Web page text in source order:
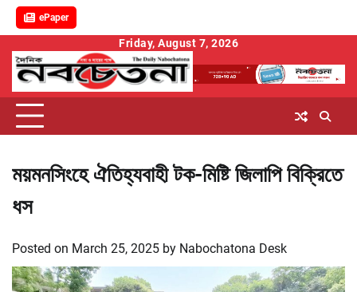
ePaper
content
Friday, August 7, 2026
ময়মনসিংহে ঐতিহ্যবাহী টক-মিষ্টি জিলাপি বিক্রিতে
ধস
Posted on March 25, 2025 by Nabochatona Desk